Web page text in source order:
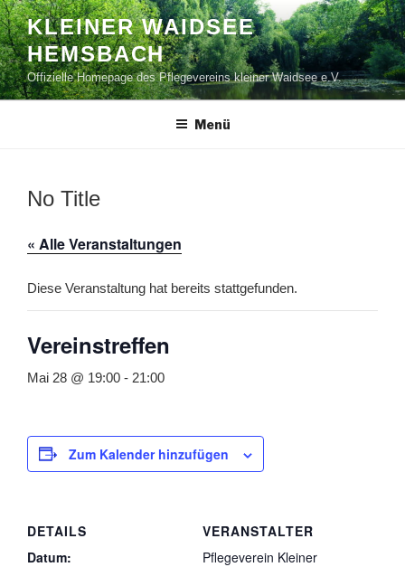
Zum
Inhalt
springen
KLEINER WAIDSEE
HEMSBACH
Offizielle Homepage des Pflegevereins kleiner Waidsee e.V.
Menü
No Title
« Alle Veranstaltungen
Diese Veranstaltung hat bereits stattgefunden.
Vereinstreffen
Mai 28 @ 19:00 - 21:00
Zum Kalender hinzufügen
DETAILS
Datum:
VERANSTALTER
Pflegeverein Kleiner